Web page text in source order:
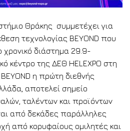
Θράκης συμμετέχει για
τεχνολογίας BEYOND που
διάστημα 29.9-
κέντρο της ΔΕΘ HELEXPO στη
η πρώτη διεθνής
αποτελεί σημείο
ταλέντων και προϊόντων
από δεκάδες παράλληλες
από κορυφαίους ομιλητές και